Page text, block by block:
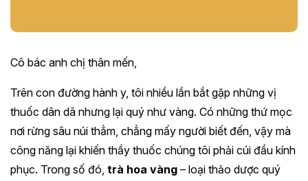
Cô bác anh chị thân mến,
Trên con đường hành y, tôi nhiều lần bắt gặp những vị
thuốc dân dã nhưng lại quý như vàng. Có những thứ mọc
nơi rừng sâu núi thẳm, chẳng mấy người biết đến, vậy mà
công năng lại khiến thầy thuốc chúng tôi phải cúi đầu kính
phục. Trong số đó, trà hoa vàng – loại thảo dược quý